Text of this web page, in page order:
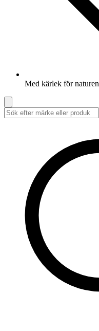
Med kärlek för naturen